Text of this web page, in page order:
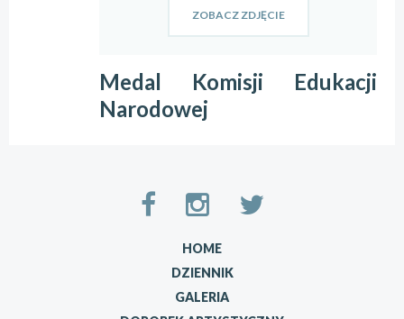
ZOBACZ ZDJĘCIE
Medal Komisji Edukacji
Narodowej
HOME
DZIENNIK
GALERIA